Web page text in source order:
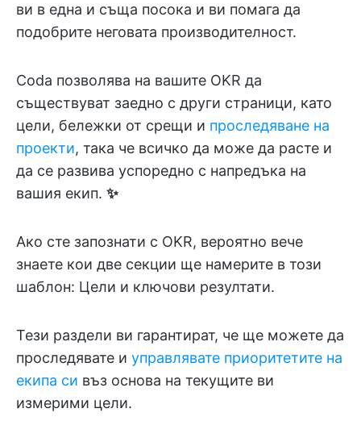
ви в една и съща посока и ви помага да
подобрите неговата производителност.
Coda позволява на вашите OKR да
съществуват заедно с други страници, като
цели, бележки от срещи и проследяване на
проекти, така че всичко да може да расте и
да се развива успоредно с напредъка на
вашия екип. ✨
Ако сте запознати с OKR, вероятно вече
знаете кои две секции ще намерите в този
шаблон: Цели и ключови резултати.
Тези раздели ви гарантират, че ще можете да
проследявате и управлявате приоритетите на
екипа си въз основа на текущите ви
измерими цели.